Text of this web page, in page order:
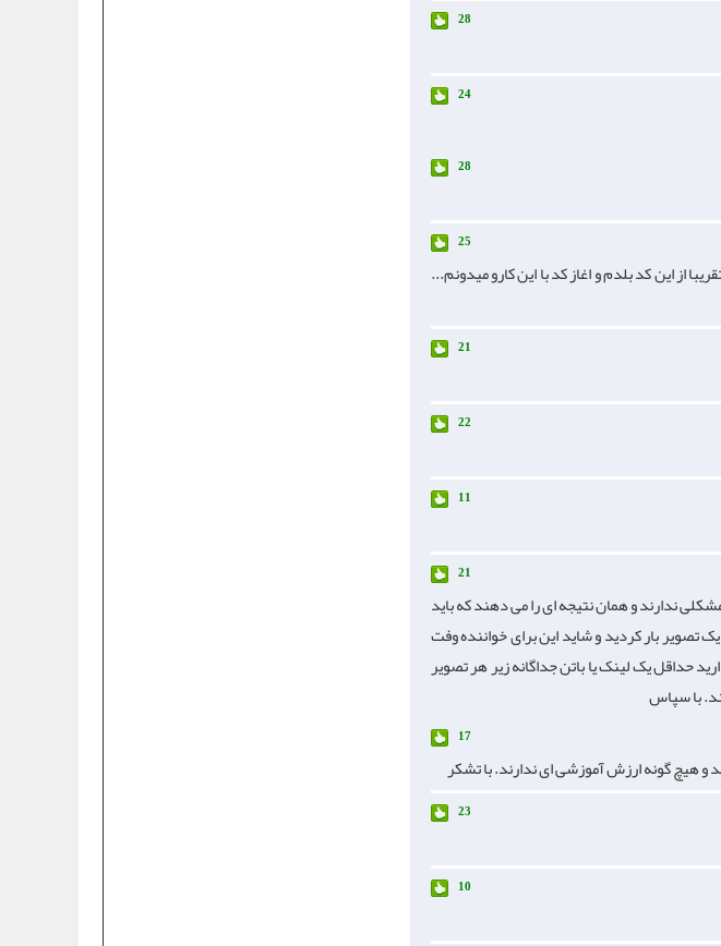
28
24
28
25
از این کد بلدم و اغاز کد با این کارو میدونم...
21
22
11
21
ندارند و همان نتیجه ای را می دهند که باید
بار کردید و شاید این برای خواننده وفت
حداقل یک لینک یا باتن جداگانه زیر هر تصویر
با سپاس
17
هیچ گونه ارزش آموزشی ای ندارند. با تشکر
23
10